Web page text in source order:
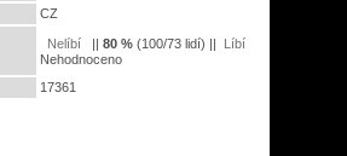
CZ
|| 80 % (100/73 lidí) ||
Nehodnoceno
17361